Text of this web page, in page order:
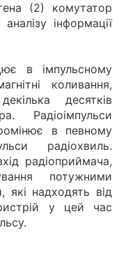
(2) комутатор
інформації
в імпульсному
коливання,
десятків
Радіоімпульси
в певному
радіохвиль.
радіоприймача,
потужними
які надходять від
у цей час